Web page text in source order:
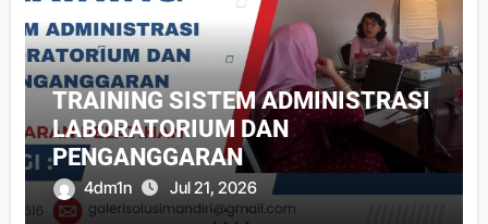
TRAINING SISTEM ADMINISTRASI
LABORATORIUM DAN
PENGANGGARAN
4dm1n Jul 21, 2026